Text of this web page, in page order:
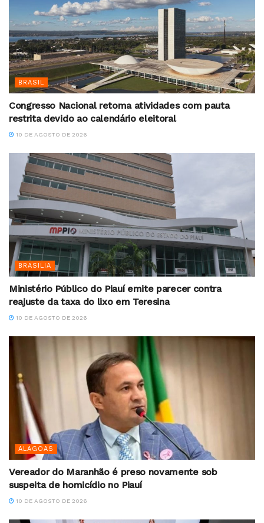
BRASIL
Congresso Nacional retoma atividades com pauta
restrita devido ao calendário eleitoral
10 DE AGOSTO DE 2026
BRASILIA
Ministério Público do Piauí emite parecer contra
reajuste da taxa do lixo em Teresina
10 DE AGOSTO DE 2026
ALAGOAS
Vereador do Maranhão é preso novamente sob
suspeita de homicídio no Piauí
10 DE AGOSTO DE 2026